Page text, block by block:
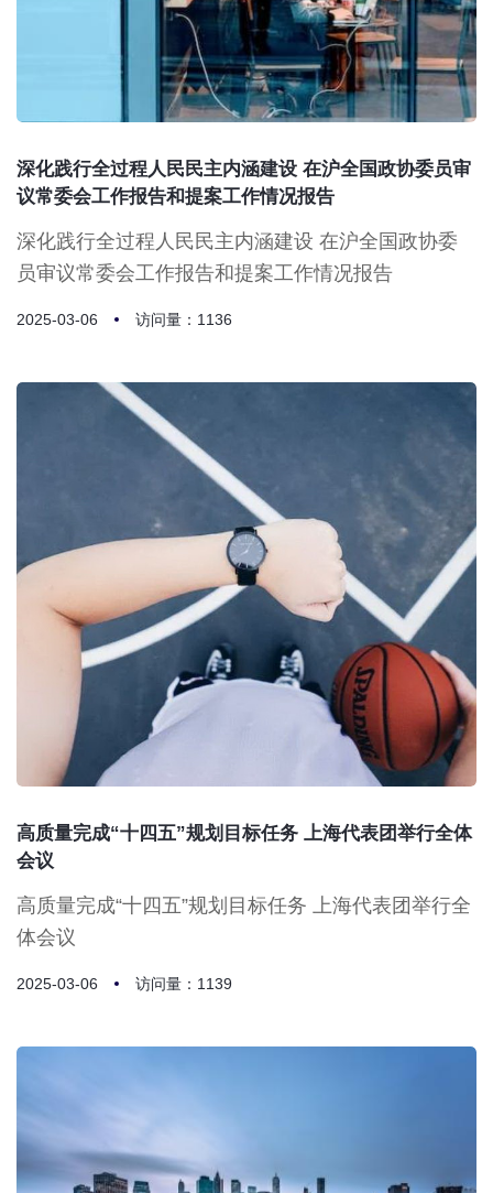
深化践行全过程人民民主内涵建设 在沪全国政协委员审
议常委会工作报告和提案工作情况报告
深化践行全过程人民民主内涵建设 在沪全国政协委
员审议常委会工作报告和提案工作情况报告
2025-03-06 访问量：1136
高质量完成“十四五”规划目标任务 上海代表团举行全体
会议
高质量完成“十四五”规划目标任务 上海代表团举行全
体会议
2025-03-06 访问量：1139